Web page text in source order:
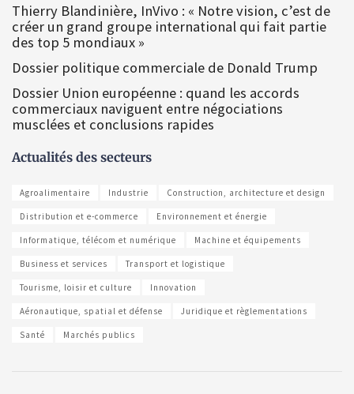
Thierry Blandinière, InVivo : « Notre vision, c’est de
créer un grand groupe international qui fait partie
des top 5 mondiaux »
Dossier politique commerciale de Donald Trump
Dossier Union européenne : quand les accords
commerciaux naviguent entre négociations
musclées et conclusions rapides
Actualités des secteurs
Agroalimentaire Industrie Construction, architecture et design
Distribution et e-commerce Environnement et énergie
Informatique, télécom et numérique Machine et équipements
Business et services Transport et logistique
Tourisme, loisir et culture Innovation
Aéronautique, spatial et défense Juridique et règlementations
Santé Marchés publics